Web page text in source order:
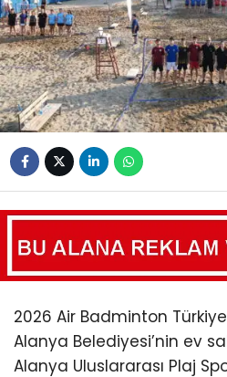
2026 Air Badminton
Alanya Belediyesi’nin ev
Alanya Uluslararası Plaj